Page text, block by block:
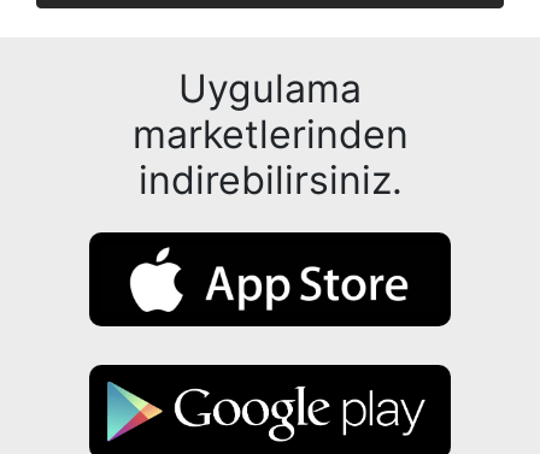
Uygulama
marketlerinden
indirebilirsiniz.